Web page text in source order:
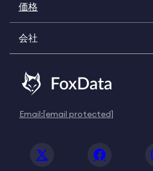
価格
会社
Email:[email protected]